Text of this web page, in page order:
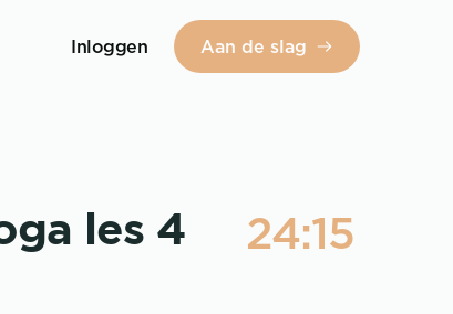
Inloggen Aan de slag
les 4 24:15